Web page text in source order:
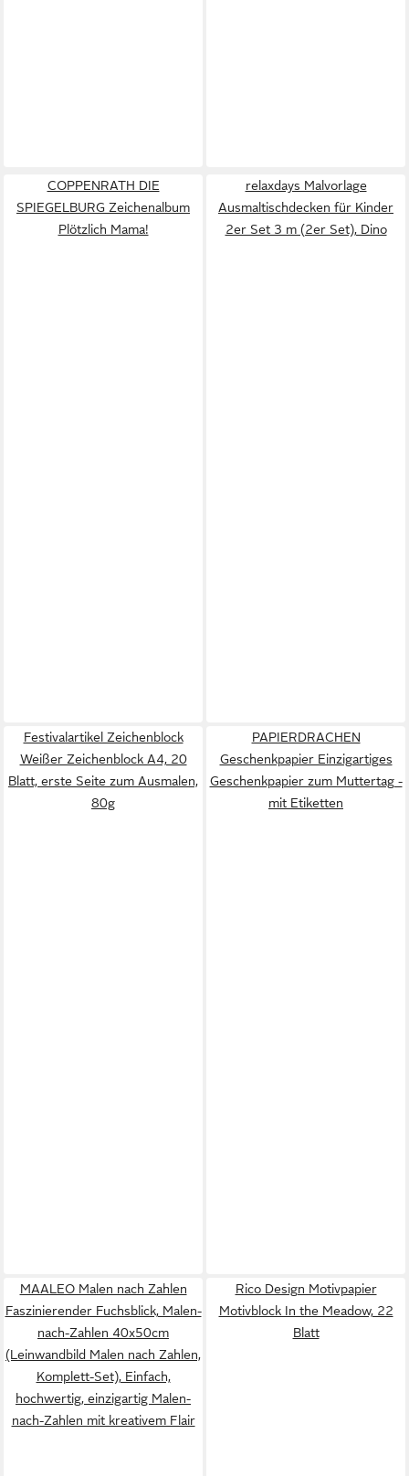
COPPENRATH DIE
SPIEGELBURG Zeichenalbum
Plötzlich Mama!
relaxdays Malvorlage
Ausmaltischdecken für Kinder
2er Set 3 m (2er Set), Dino
Festivalartikel Zeichenblock
Weißer Zeichenblock A4, 20
Blatt, erste Seite zum Ausmalen,
80g
PAPIERDRACHEN
Geschenkpapier Einzigartiges
Geschenkpapier zum Muttertag -
mit Etiketten
MAALEO Malen nach Zahlen
Faszinierender Fuchsblick, Malen-
nach-Zahlen 40x50cm
(Leinwandbild Malen nach Zahlen,
Komplett-Set), Einfach,
hochwertig, einzigartig Malen-
nach-Zahlen mit kreativem Flair
Rico Design Motivpapier
Motivblock In the Meadow, 22
Blatt